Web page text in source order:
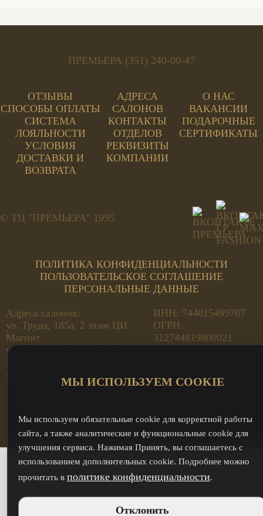
ПРЕМЬЕРА (351) 240-00-47
ОТЗЫВЫ
СПОСОБЫ ОПЛАТЫ
СИСТЕМА
ЛОЯЛЬНОСТИ
УСЛОВИЯ
ДОСТАВКИ И
ВОЗВРАТА
АДРЕСА
САЛОНОВ
КОНТАКТЫ
ОТДЕЛОВ
РЕКВИЗИТЫ
КОМПАНИИ
О НАС
ВАКАНСИИ
ПОДАРОЧНЫЕ
СЕРТИФИКАТЫ
© ТЦ "ПРЕМЬЕРА" 1995
ПОЛИТИКА КОНФИДЕНЦИАЛЬНОСТИ
ПОЛЬЗОВАТЕЛЬСКОЕ СОГЛАШЕНИЕ
ПЕРСОНАЛЬНЫЕ ДАННЫЕ
Адреса салонов:
ул. Труда, 185а, 2 этаж ЦИ
Магнит
ул. Кирова, 23А Премьера
ул. Кирова, 23А - оптовый
отдел
ИНН: 744815499707
ОГРН:
312744819800021
МЫ ИСПОЛЬЗУЕМ COOKIE
Мы используем обязательные cookie для корректной работы
сайта, а также аналитические и функциональные cookie для
улучшения сервиса. Нажимая Принять, вы соглашаетесь с
использованием дополнительных cookie. Подробнее можно
прочитать в политике конфиденциальности.
Отклонить